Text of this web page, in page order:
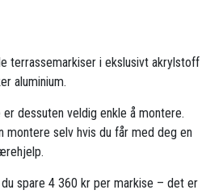
terrassemarkiser i ekslusivt akrylstoff
aluminium.
dessuten veldig enkle å montere.
montere selv hvis du får med deg en
spare 4 360 kr per markise – det er